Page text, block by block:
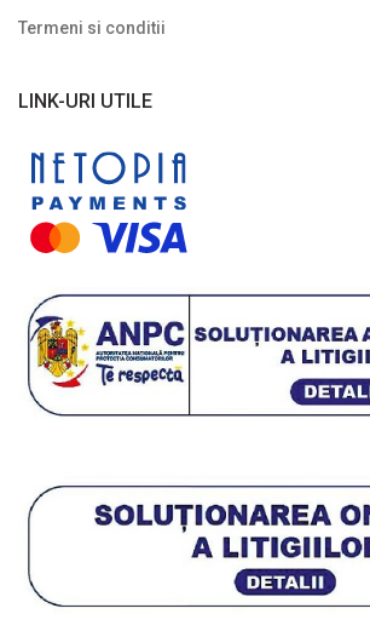
Termeni si conditii
LINK-URI UTILE